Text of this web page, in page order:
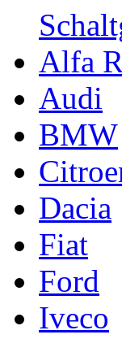
Alfa
Audi
BMW
Dacia
Fiat
Ford
Iveco